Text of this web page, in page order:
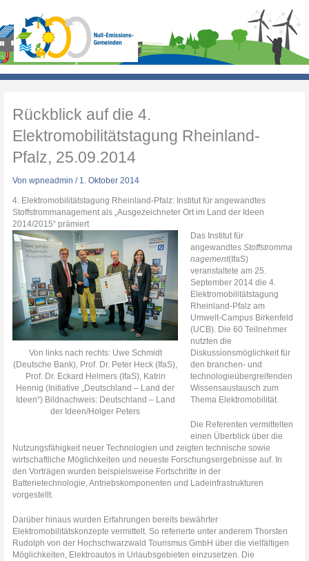
springen
Rückblick auf die 4.
Elektromobilitätstagung Rheinland-
Pfalz, 25.09.2014
Vonwpneadmin/ 1. Oktober 2014
4. Elektromobilitätstagung Rheinland-Pfalz: Institut für angewandtes
Stoffstrommanagement als „Ausgezeichneter Ort im Land der Ideen
2014/2015“ prämiert
Von links nach rechts: Uwe Schmidt
(Deutsche Bank), Prof. Dr. Peter Heck (IfaS),
Prof. Dr. Eckard Helmers (IfaS), Katrin
Hennig (Initiative „Deutschland – Land der
Ideen“) Bildnachweis: Deutschland – Land
der Ideen/Holger Peters
Das Institut für
angewandtesStoffstromma
nagement(IfaS)
veranstaltete am 25.
September 2014 die 4.
Elektromobilitätstagung
Rheinland-Pfalz am
Umwelt-Campus Birkenfeld
(UCB). Die 60 Teilnehmer
nutzten die
Diskussionsmöglichkeit für
den branchen- und
technologieübergreifenden
Wissensaustausch zum
Thema Elektromobilität.
Die Referenten vermittelten
einen Überblick über die
Nutzungsfähigkeit neuer Technologien und zeigten technische sowie
wirtschaftliche Möglichkeiten und neueste Forschungsergebnisse auf. In
den Vorträgen wurden beispielsweise Fortschritte in der
Batterietechnologie, Antriebskomponenten und Ladeinfrastrukturen
vorgestellt.
Darüber hinaus wurden Erfahrungen bereits bewährter
Elektromobilitätskonzepte vermittelt. So referierte unter anderem Thorsten
Rudolph von der Hochschwarzwald Tourismus GmbH über die vielfältigen
Möglichkeiten, Elektroautos in Urlaubsgebieten einzusetzen. Die